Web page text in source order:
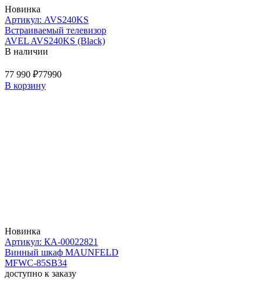
Новинка
Артикул: AVS240KS
Встраиваемый телевизор
AVEL AVS240KS (Black)
В наличии
77 990 ₽77990
В корзину
Новинка
Артикул: КА-00022821
Винный шкаф MAUNFELD
MFWC-85SB34
доступно к заказу